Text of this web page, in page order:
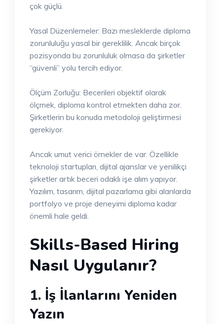
çok güçlü.
Yasal Düzenlemeler: Bazı mesleklerde diploma
zorunluluğu yasal bir gereklilik. Ancak birçok
pozisyonda bu zorunluluk olmasa da şirketler
“güvenli” yolu tercih ediyor.
Ölçüm Zorluğu: Becerileri objektif olarak
ölçmek, diploma kontrol etmekten daha zor.
Şirketlerin bu konuda metodoloji geliştirmesi
gerekiyor.
Ancak umut verici örnekler de var. Özellikle
teknoloji startupları, dijital ajanslar ve yenilikçi
şirketler artık beceri odaklı işe alım yapıyor.
Yazılım, tasarım, dijital pazarlama gibi alanlarda
portfolyo ve proje deneyimi diploma kadar
önemli hale geldi.
Skills-Based Hiring
Nasıl Uygulanır?
1. İş İlanlarını Yeniden
Yazın